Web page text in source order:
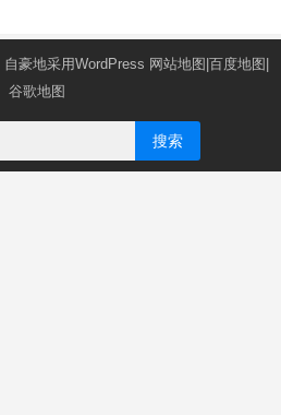
自豪地采用WordPress 网站地图 百度地图
谷歌地图
搜索